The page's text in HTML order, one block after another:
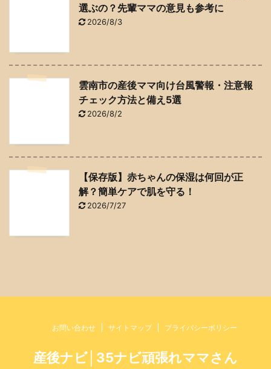
選ぶの？先輩ママの意見も参考に
2026/8/3
雲南市の産後ママ向け台風警報・注意報
チェック方法と備え5選
2026/8/2
【保存版】赤ちゃんの保湿は何回が正
解？簡単ケアで肌を守る！
2026/7/27
お問い合わせ サイトマップ プライバシーポリシー
産後ナビ│35ナビ頑張れママさん